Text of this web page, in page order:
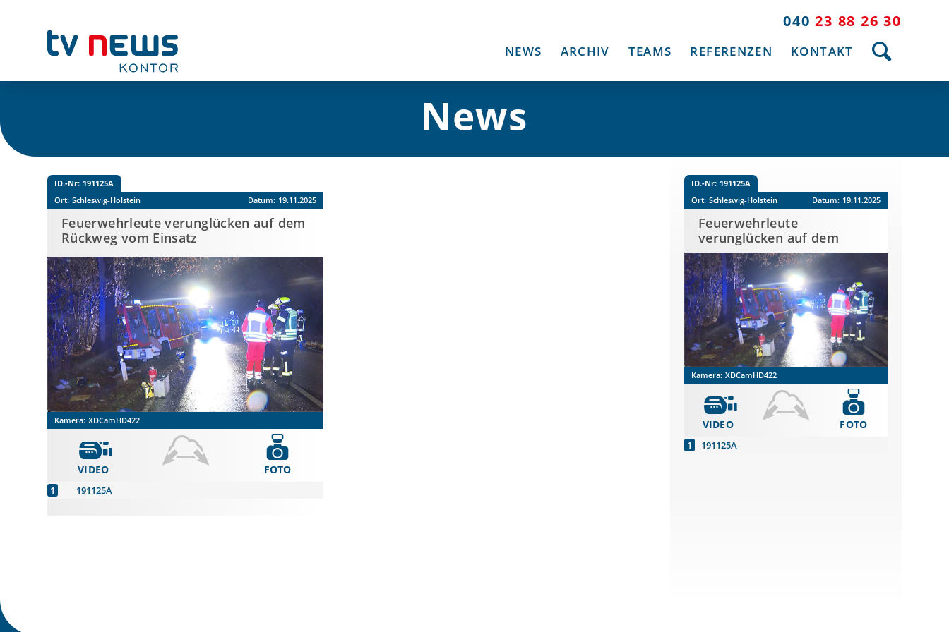
040 23 88 26 30
NEWS ARCHIV TEAMS REFERENZEN KONTAKT
News
ID.-Nr: 191125A
Ort: Schleswig-Holstein Datum: 19.11.2025
Feuerwehrleute verunglücken auf dem
Rückweg vom Einsatz
Kamera: XDCamHD422
VIDEO
191125A
FOTO
ID.-Nr: 191125A
Ort: Schleswig-Holstein Datum: 19.11.2025
Feuerwehrleute
verunglücken auf dem
Rückweg vom Einsatz
Kamera: XDCamHD422
VIDEO
191125A
FOTO